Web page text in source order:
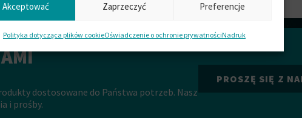
Akceptować Zaprzeczyć Preferencje
Polityka dotycząca plików cookieOświadczenie o ochronie prywatnościNadruk
z szerokiej gamy systemów poliuretanowych, które mogą być
sztywne, po kompaktowe i półsztywne systemy integralne, każdy
Państwo bardziej szczegółowe opisy w odpowiednich branżach.
dostosowane do Państwa potrzeb. Nasz
i prośby.
PROSZĘ SIĘ Z